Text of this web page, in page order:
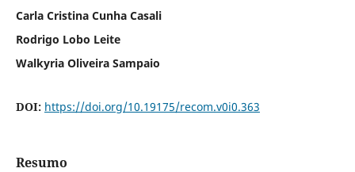
Carla Cristina Cunha Casali
Rodrigo Lobo Leite
Walkyria Oliveira Sampaio
DOI: https://doi.org/10.19175/recom.v0i0.363
Resumo